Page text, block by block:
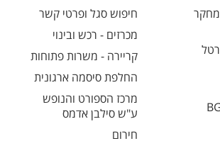
חיפוש סגל ופרטי קשר
מכרזים - רכש ובינוי
קריירה - משרות פתוחות
החלפת סיסמה ארגונית
מרכז הספורט והנופש
ע"ש סילבן אדמס
חירום